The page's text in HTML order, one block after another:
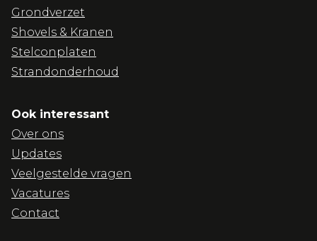
Grondverzet
Shovels & Kranen
Stelconplaten
Strandonderhoud
Ook interessant
Over ons
Updates
Veelgestelde vragen
Vacatures
Contact